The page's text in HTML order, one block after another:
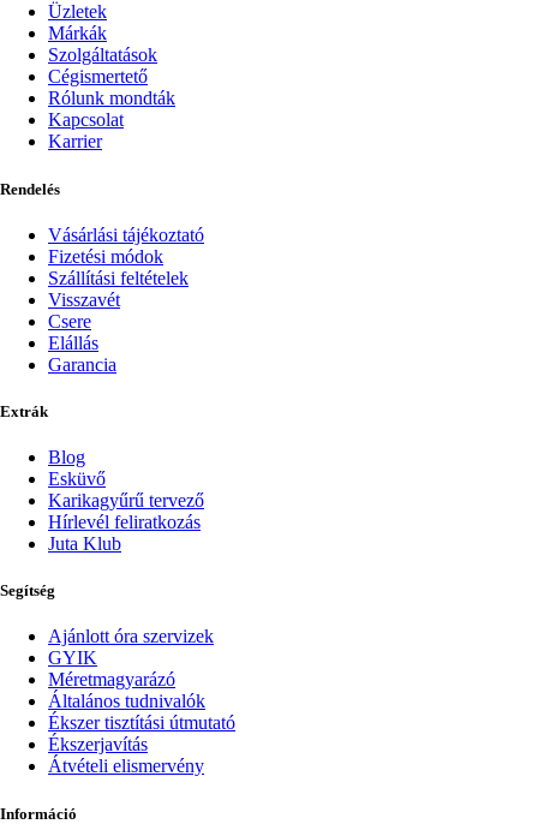
Üzletek
Márkák
Szolgáltatások
Cégismertető
Rólunk mondták
Kapcsolat
Karrier
Rendelés
Vásárlási tájékoztató
Fizetési módok
Szállítási feltételek
Visszavét
Csere
Elállás
Garancia
Extrák
Blog
Esküvő
Karikagyűrű tervező
Hírlevél feliratkozás
Juta Klub
Segítség
Ajánlott óra szervizek
GYIK
Méretmagyarázó
Általános tudnivalók
Ékszer tisztítási útmutató
Ékszerjavítás
Átvételi elismervény
Információ